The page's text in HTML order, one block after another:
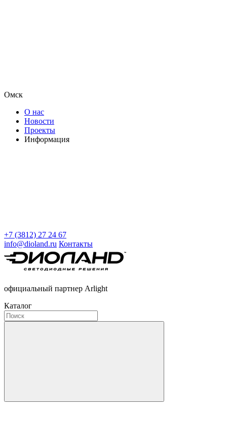
Омск
О нас
Новости
Проекты
Информация
+7 (3812) 27 24 67
info@dioland.ru Контакты
официальный партнер Arlight
Каталог